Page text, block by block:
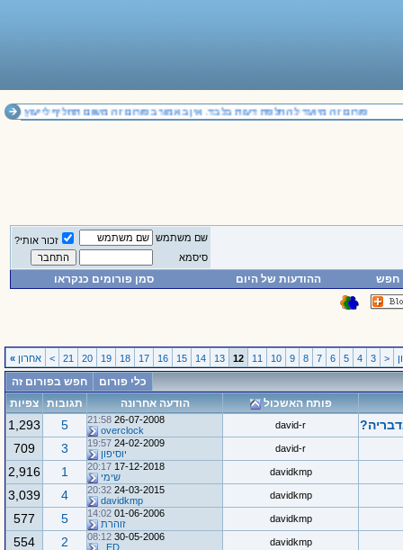
פורום זה מיועד להחלפת דעות בלבד. אין באמור בפורום זה משום תחליף לייעוץ
שם משתמש
זכור אותי?
סיסמא
חפש ההודעות של היום סמן פורומים כנקראו
<
3
4
5
6
7
8
9
10
11
12
13
14
15
16
17
18
19
20
21
> אחרון »
כלי פורום
חפש בפורום זה
פותח האשכול
הודעה אחרונה תגובות צפיות
david-r
26-07-2008
21:58
overclock
5
1,293
david-r
24-02-2009
19:57
יוסיפון
3
709
davidkmp
17-12-2018
20:17
שימי
1
2,916
davidkmp
24-03-2015
20:32
davidkmp
4
3,039
davidkmp
01-06-2006
14:02
זוהרת
5
577
davidkmp
30-05-2006
08:12
2
554